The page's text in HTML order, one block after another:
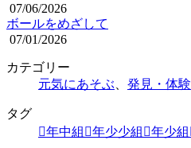
07/06/2026
ボールをめざして
07/01/2026
カテゴリー
元気にあそぶ
発見・体験
タグ
年中組
年少少組 年少組